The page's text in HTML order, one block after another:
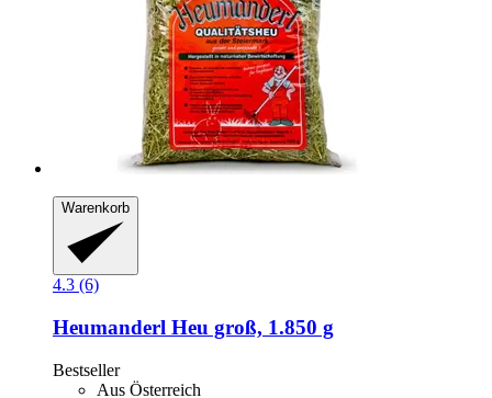
Warenkorb
4.3 (6)
Heumanderl Heu groß, 1.850 g
Bestseller
Aus Österreich